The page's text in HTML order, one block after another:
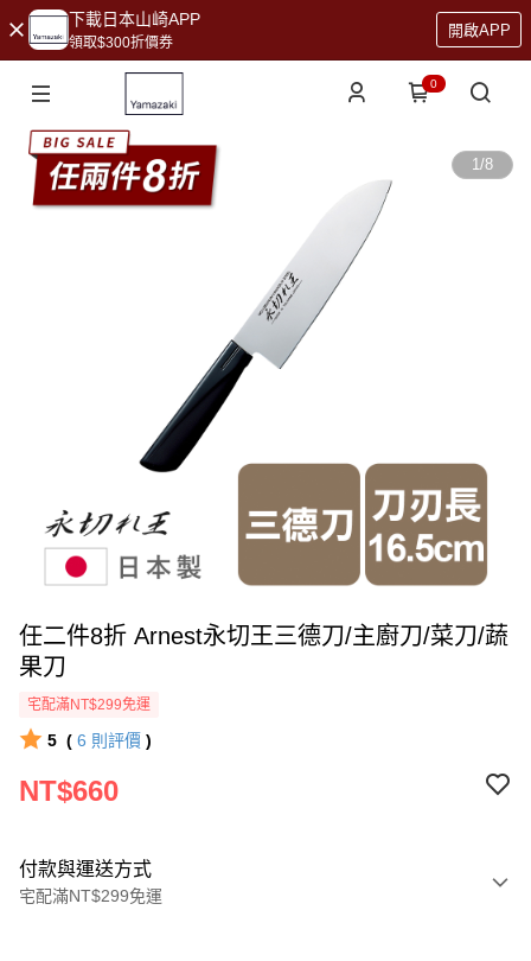
下載日本山崎APP
領取$300折價券
開啟APP
0
1/8
任二件8折 Arnest永切王三德刀/主廚刀/菜刀/蔬
果刀
宅配滿NT$299免運
5 ( 6 則評價 )
NT$660
付款與運送方式
宅配滿NT$299免運